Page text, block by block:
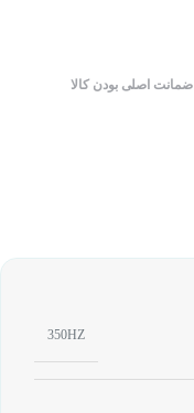
ضمانت اصلی بودن کالا
350HZ